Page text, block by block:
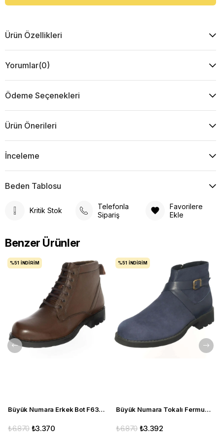
Ürün Özellikleri
Yorumlar(0)
Ödeme Seçenekleri
Ürün Önerileri
İnceleme
Beden Tablosu
Kritik Stok
Telefonla
Sipariş
Favorilere
Ekle
Benzer Ürünler
Büyük Numara Erkek Bot F632 Kahve
₺3.370
₺6.870
%51 İNDIRIM
Büyük Numara Tokalı Fermuarlı Bot CS623 Lacivert
₺3.392
₺6.870
%51 İNDIRIM